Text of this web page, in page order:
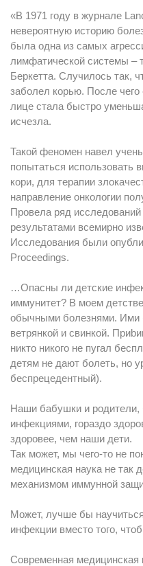
«В 1971 году в журнале
невероятную историю
была одна из самых
лимфатической системы –
Беркетта. Случилось так,
заболел корью. После чего
лице стала быстро
исчезла.
Такой феномен навел
попытаться использовать
кори, для терапии
направление онкологии
Провела ряд
результатами всемирно
Исследования были
Proceedings.
…Опасны ли детские
иммунитет? В моем
обычными болезнями. Ими
ветрянкой и свинкой.
никто никого не пугал
детям не дают болеть, но
беспрецедентный).
Наши бабушки и
инфекциями, гораздо
здоровее, чем наши дети.
Так может, мы чего-то не
медицинская наука не так
механизмом иммунной
Может, лучше бы
инфекции вместо того,
Современная медицинская